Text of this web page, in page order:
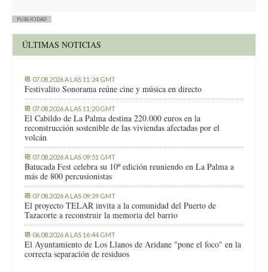
PUBLICIDAD
ÚLTIMAS NOTICIAS
07.08.2026 A LAS 11:24 GMT
Festivalito Sonorama reúne cine y música en directo
07.08.2026 A LAS 11:20 GMT
El Cabildo de La Palma destina 220.000 euros en la
reconstrucción sostenible de las viviendas afectadas por el
volcán
07.08.2026 A LAS 09:51 GMT
Batucada Fest celebra su 10º edición reuniendo en La Palma a
más de 800 percusionistas
07.08.2026 A LAS 09:39 GMT
El proyecto TELAR invita a la comunidad del Puerto de
Tazacorte a reconstruir la memoria del barrio
06.08.2026 A LAS 16:44 GMT
El Ayuntamiento de Los Llanos de Aridane "pone el foco" en la
correcta separación de residuos